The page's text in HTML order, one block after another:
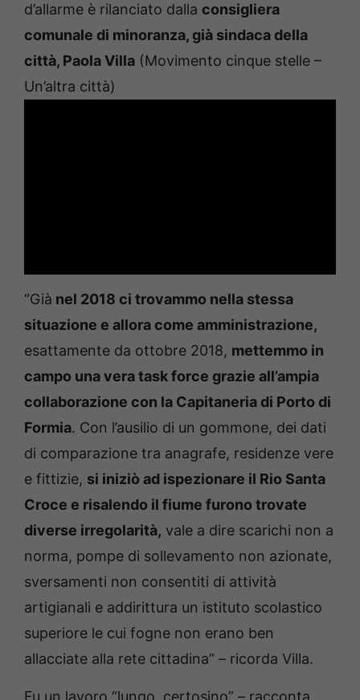
d’allarme è rilanciato dalla consigliera
comunale di minoranza, già sindaca della
città, Paola Villa (Movimento cinque stelle –
Un’altra città)
“Già nel 2018 ci trovammo nella stessa
situazione e allora come amministrazione,
esattamente da ottobre 2018, mettemmo in
campo una vera task force grazie all’ampia
collaborazione con la Capitaneria di Porto di
Formia. Con l’ausilio di un gommone, dei dati
di comparazione tra anagrafe, residenze vere
e fittizie, si iniziò ad ispezionare il Rio Santa
Croce e risalendo il fiume furono trovate
diverse irregolarità, vale a dire scarichi non a
norma, pompe di sollevamento non azionate,
sversamenti non consentiti di attività
artigianali e addirittura un istituto scolastico
superiore le cui fogne non erano ben
allacciate alla rete cittadina” – ricorda Villa.